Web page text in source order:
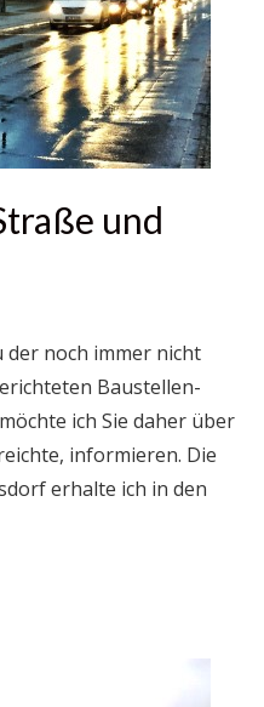
und
der noch immer nicht
Baustellen-
ich Sie daher über
informieren. Die
erhalte ich in den